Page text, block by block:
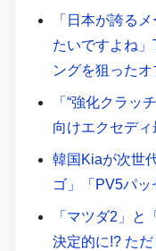
「日本が誇る
たいですよね
ングを狙った
「“強化クラッ
向けエクセデ
韓国Kiaが次世
ゴ」「PV5パ
「マツダ2」と
決定的に!? た